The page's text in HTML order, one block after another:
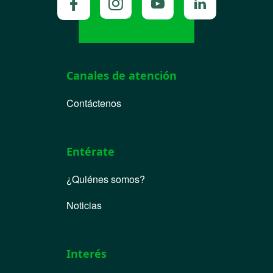
Canales de atención
Contáctenos
Entérate
¿Quiénes somos?
Noticias
Interés